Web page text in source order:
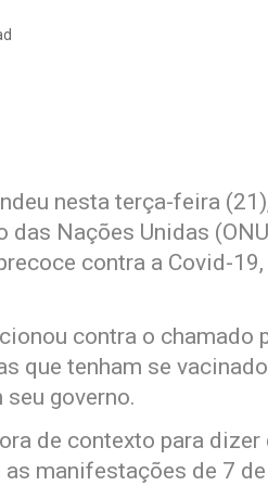
nesta terça-feira
Nações Unidas
contra a Covid-
contra o chamado
que tenham se
governo.
de contexto para
manifestações de 7